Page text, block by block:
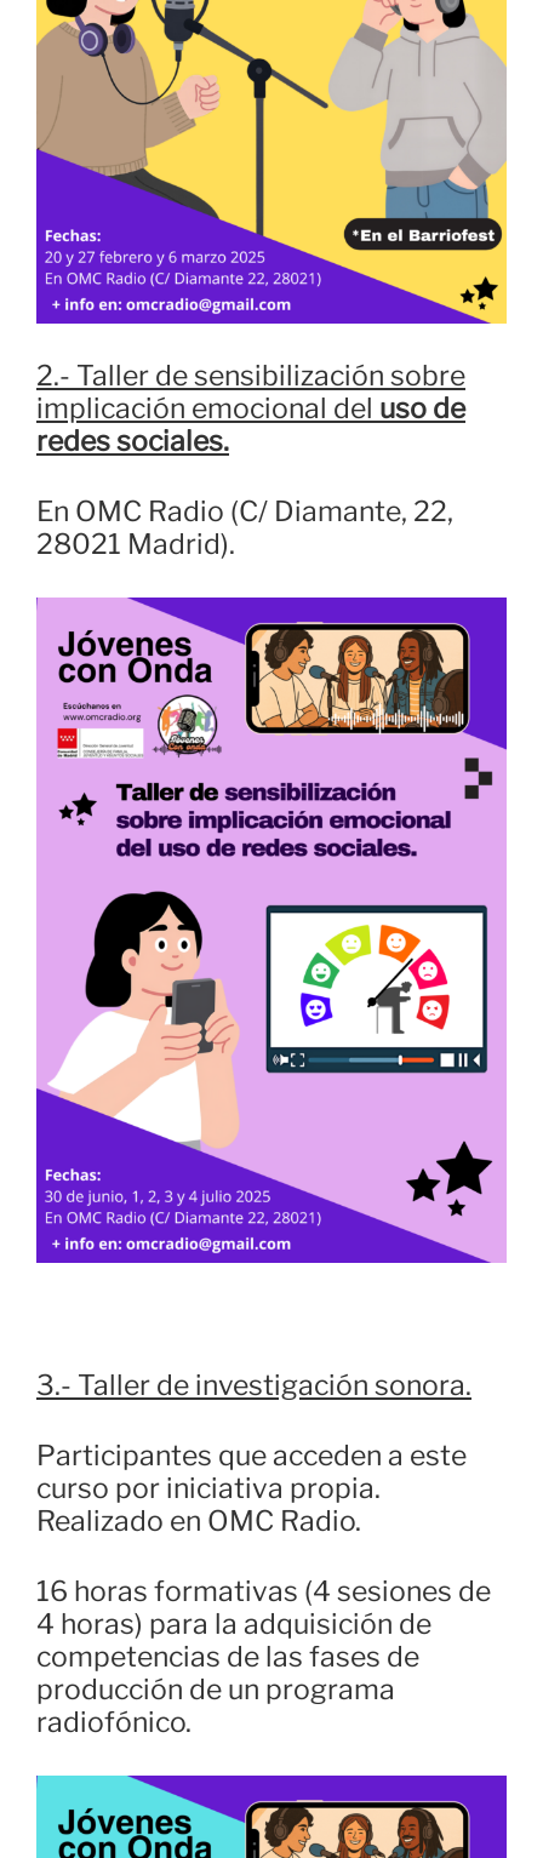
2.- Taller de sensibilización sobre
implicación emocional del uso de
redes sociales.
En OMC Radio (C/ Diamante, 22,
28021 Madrid).
3.- Taller de investigación sonora.
Participantes que acceden a este
curso por iniciativa propia.
Realizado en OMC Radio.
16 horas formativas (4 sesiones de
4 horas) para la adquisición de
competencias de las fases de
producción de un programa
radiofónico.